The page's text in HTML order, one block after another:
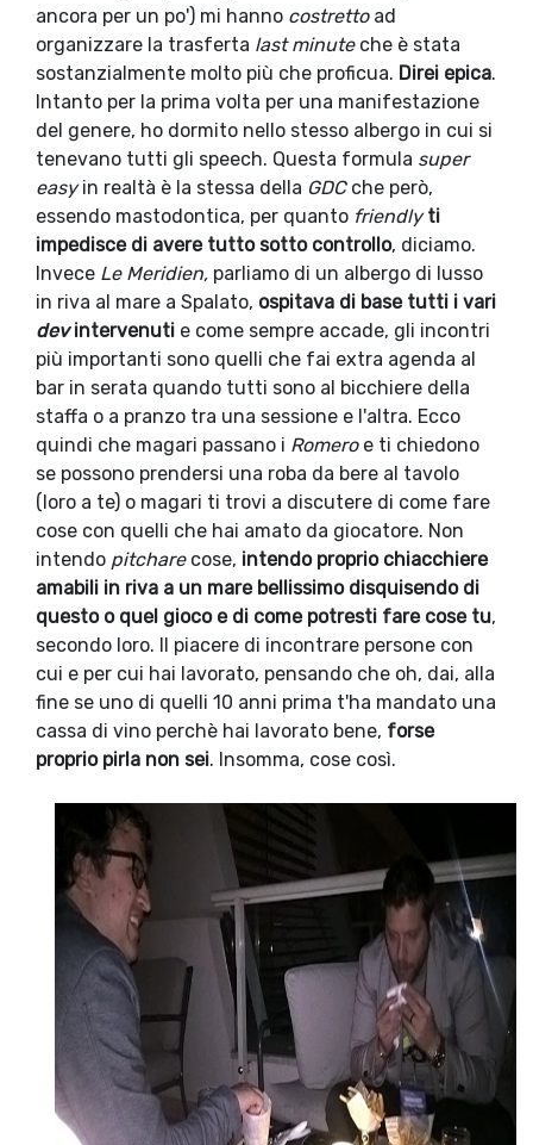
ancora per un po') mi hanno costretto ad
organizzare la trasferta last minuteche è stata
sostanzialmente molto più che proficua. Direi epica.
Intanto per la prima volta per una manifestazione
del genere, ho dormito nello stesso albergo in cui si
tenevano tutti gli speech. Questa formula super
easyin realtà è la stessa della GDCche però,
essendo mastodontica, per quanto friendly ti
impedisce di avere tutto sotto controllo, diciamo.
Invece Le Meridien, parliamo di un albergo di lusso
in riva al mare a Spalato, ospitava di base tutti i vari
devintervenuti e come sempre accade, gli incontri
più importanti sono quelli che fai extra agenda al
bar in serata quando tutti sono al bicchiere della
staffa o a pranzo tra una sessione e l'altra. Ecco
quindi che magari passano i Romeroe ti chiedono
se possono prendersi una roba da bere al tavolo
(loro a te) o magari ti trovi a discutere di come fare
cose con quelli che hai amato da giocatore. Non
intendo pitcharecose, intendo proprio chiacchiere
amabili in riva a un mare bellissimo disquisendo di
questo o quel gioco e di come potresti fare cose tu,
secondo loro. Il piacere di incontrare persone con
cui e per cui hai lavorato, pensando che oh, dai, alla
fine se uno di quelli 10 anni prima t'ha mandato una
cassa di vino perchè hai lavorato bene, forse
proprio pirla non sei. Insomma, cose così.